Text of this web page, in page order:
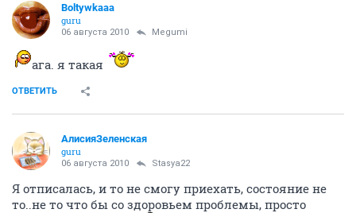
Boltywkaaa
guru
06 августа 2010 Megumi
ага. я такая
ОТВЕТИТЬ
АлисияЗеленская
guru
06 августа 2010 Stasya22
Я отписалась, и то не смогу приехать, состояние не
то..не то что бы со здоровьем проблемы, просто